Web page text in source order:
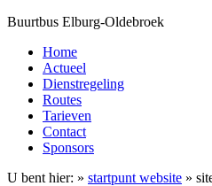
Buurtbus Elburg-Oldebroek
Home
Actueel
Dienstregeling
Routes
Tarieven
Contact
Sponsors
U bent hier: » startpunt website »